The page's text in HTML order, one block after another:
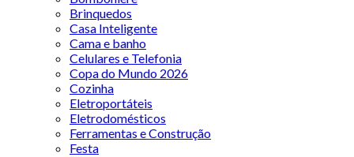
Brinquedos
Casa Inteligente
Cama e banho
Celulares e Telefonia
Copa do Mundo 2026
Cozinha
Eletroportáteis
Eletrodomésticos
Ferramentas e Construção
Festa